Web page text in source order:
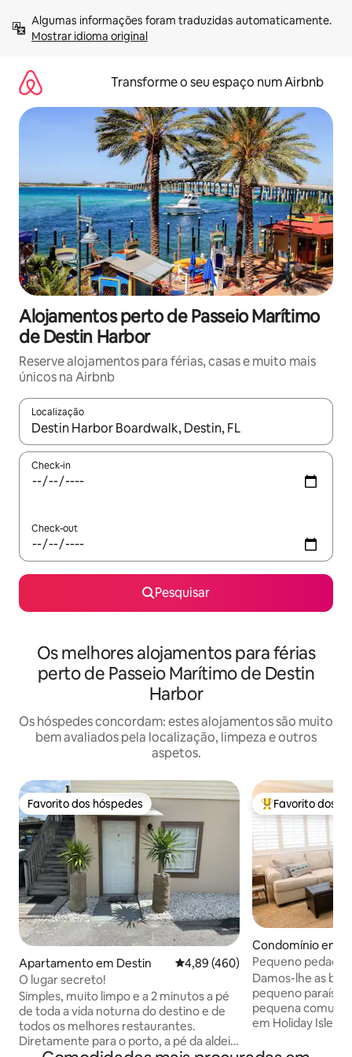
para
Mostrar idioma original
Transforme o seu espaço num Airbnb
Alojamentos perto de Passeio Marítimo
de Destin Harbor
Reserve alojamentos para férias, casas e muito mais
únicos na Airbnb
Localização
Quando os resultados estiverem disponíveis, navegue com
Check-in
Check-out
Pesquisar
Os melhores alojamentos para férias
perto de Passeio Marítimo de Destin
Harbor
Os hóspedes concordam: estes alojamentos são muito
bem avaliados pela localização, limpeza e outros
aspetos.
Favorito dos hóspedes
Favorito dos hóspedes
Apartamento em Destin Classificação média de 4,89 em
4,89 (460)
O lugar secreto!
Simples, muito limpo e a 2 minutos a pé
de toda a vida noturna do destino e de
todos os melhores restaurantes.
Diretamente para o porto, a pé da aldeia.
Favoritos dos
Favorito dos
Condomínio em
Pequeno pedaço
Damos-lhe as
pequeno paraíso
pequena
em Holiday Isle,
janelas,